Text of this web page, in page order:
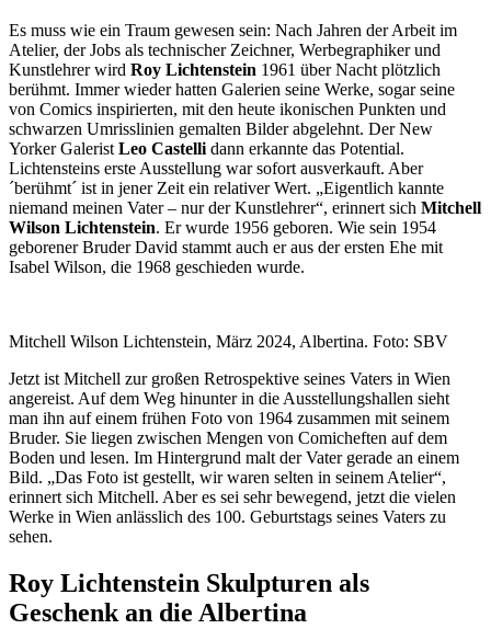
Es muss wie ein Traum gewesen sein: Nach Jahren der Arbeit im
Atelier, der Jobs als technischer Zeichner, Werbegraphiker und
Kunstlehrer wird Roy Lichtenstein 1961 über Nacht plötzlich
berühmt. Immer wieder hatten Galerien seine Werke, sogar seine
von Comics inspirierten, mit den heute ikonischen Punkten und
schwarzen Umrisslinien gemalten Bilder abgelehnt. Der New
Yorker Galerist Leo Castelli dann erkannte das Potential.
Lichtensteins erste Ausstellung war sofort ausverkauft. Aber
´berühmt´ ist in jener Zeit ein relativer Wert. „Eigentlich kannte
niemand meinen Vater – nur der Kunstlehrer“, erinnert sich Mitchell
Wilson Lichtenstein. Er wurde 1956 geboren. Wie sein 1954
geborener Bruder David stammt auch er aus der ersten Ehe mit
Isabel Wilson, die 1968 geschieden wurde.
Mitchell Wilson Lichtenstein, März 2024, Albertina. Foto: SBV
Jetzt ist Mitchell zur großen Retrospektive seines Vaters in Wien
angereist. Auf dem Weg hinunter in die Ausstellungshallen sieht
man ihn auf einem frühen Foto von 1964 zusammen mit seinem
Bruder. Sie liegen zwischen Mengen von Comicheften auf dem
Boden und lesen. Im Hintergrund malt der Vater gerade an einem
Bild. „Das Foto ist gestellt, wir waren selten in seinem Atelier“,
erinnert sich Mitchell. Aber es sei sehr bewegend, jetzt die vielen
Werke in Wien anlässlich des 100. Geburtstags seines Vaters zu
sehen.
Roy Lichtenstein Skulpturen als
Geschenk an die Albertina